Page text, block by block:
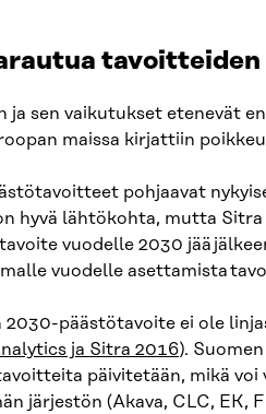
ja sen vaikutukset etenevät
maissa kirjattiin
pohjaavat
hyvä lähtökohta, mutta
vuodelle 2030 jää
vuodelle asettamista
2030-päästötavoite ei ole
ja Sitra 2016).
päivitetään, mikä
järjestön (Akava, CLC, EK,